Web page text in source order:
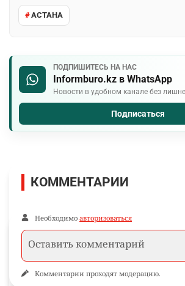
АСТАНА
ПОДПИШИТЕСЬ НА НАС
Informburo.kz в WhatsApp
Новости в удобном канале без
Подписаться
КОММЕНТАРИИ
Необходимо авторизоваться
Комментарии проходят модерацию.